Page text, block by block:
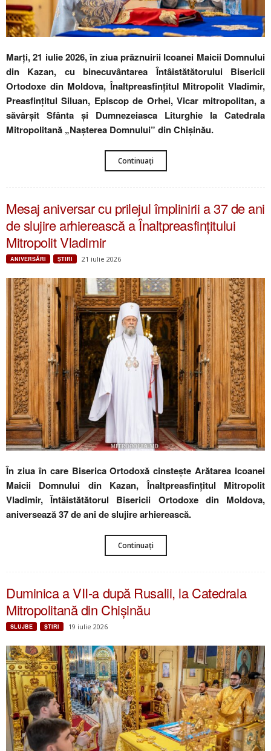
Marți, 21 iulie 2026, în ziua prăznuirii Icoanei Maicii Domnului
din Kazan, cu binecuvântarea Întâistătătorului Bisericii
Ortodoxe din Moldova, Înaltpreasfințitul Mitropolit Vladimir,
Preasfințitul Siluan, Episcop de Orhei, Vicar mitropolitan, a
săvârșit Sfânta și Dumnezeiasca Liturghie la Catedrala
Mitropolitană „Nașterea Domnului” din Chișinău.
Continuați
Mesaj aniversar cu prilejul împlinirii a 37 de ani
de slujire arhierească a Înaltpreasfințitului
Mitropolit Vladimir
ANIVERSĂRI ŞTIRI 21 iulie 2026
În ziua în care Biserica Ortodoxă cinstește Arătarea Icoanei
Maicii Domnului din Kazan, Înaltpreasfințitul Mitropolit
Vladimir, Întâistătătorul Bisericii Ortodoxe din Moldova,
aniversează 37 de ani de slujire arhierească.
Continuați
Duminica a VII-a după Rusalii, la Catedrala
Mitropolitană din Chișinău
SLUJBE ŞTIRI 19 iulie 2026